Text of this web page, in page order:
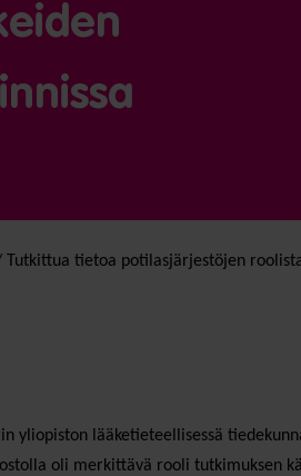
Tutkittua tietoa potilas­järjestöjen
yliopiston lääketieteellisessä
oli merkittävä rooli tutkimuksen